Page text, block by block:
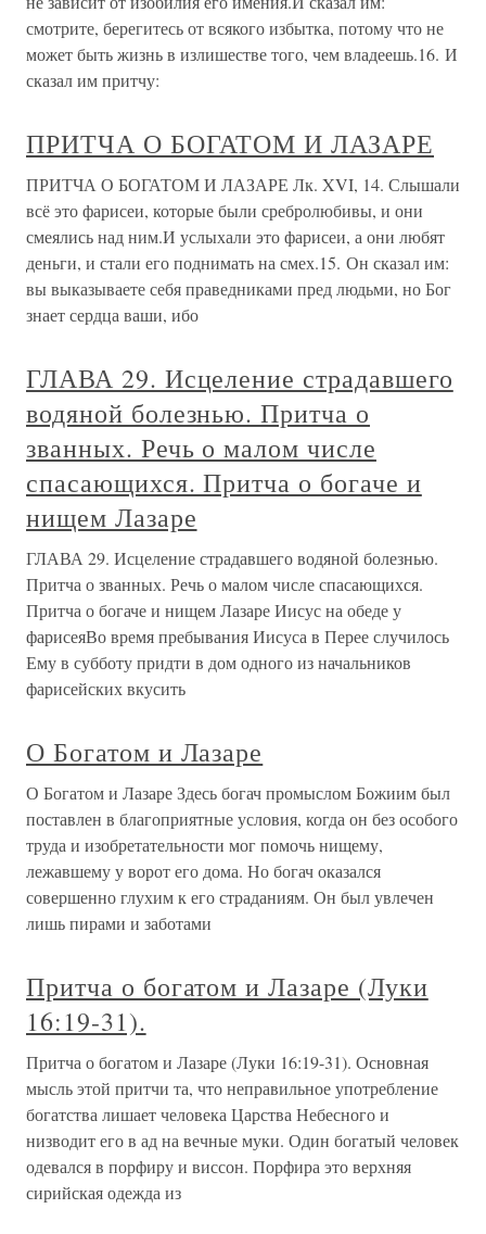
смотрите, берегитесь от всякого избытка, потому что не
может быть жизнь в излишестве того, чем владеешь.16. И
сказал им притчу:
ПРИТЧА О БОГАТОМ И ЛАЗАРЕ
ПРИТЧА О БОГАТОМ И ЛАЗАРЕ Лк. XVI, 14. Слышали
всё это фарисеи, которые были сребролюбивы, и они
смеялись над ним.И услыхали это фарисеи, а они любят
деньги, и стали его поднимать на смех.15. Он сказал им:
вы выказываете себя праведниками пред людьми, но Бог
знает сердца ваши, ибо
ГЛАВА 29. Исцеление страдавшего
водяной болезнью. Притча о
званных. Речь о малом числе
спасающихся. Притча о богаче и
нищем Лазаре
ГЛАВА 29. Исцеление страдавшего водяной болезнью.
Притча о званных. Речь о малом числе спасающихся.
Притча о богаче и нищем Лазаре Иисус на обеде у
фарисеяВо время пребывания Иисуса в Перее случилось
Ему в субботу придти в дом одного из начальников
фарисейских вкусить
О Богатом и Лазаре
О Богатом и Лазаре Здесь богач промыслом Божиим был
поставлен в благоприятные условия, когда он без особого
труда и изобретательности мог помочь нищему,
лежавшему у ворот его дома. Но богач оказался
совершенно глухим к его страданиям. Он был увлечен
лишь пирами и заботами
Притча о богатом и Лазаре (Луки
16:19-31).
Притча о богатом и Лазаре (Луки 16:19-31). Основная
мысль этой притчи та, что неправильное употребление
богатства лишает человека Царства Небесного и
низводит его в ад на вечные муки. Один богатый человек
одевался в порфиру и виссон. Порфира это верхняя
сирийская одежда из